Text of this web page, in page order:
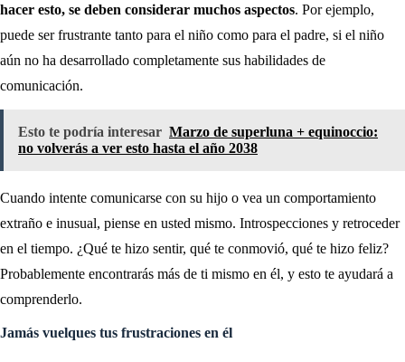
hacer esto, se deben considerar muchos aspectos. Por ejemplo,
puede ser frustrante tanto para el niño como para el padre, si el niño
aún no ha desarrollado completamente sus habilidades de
comunicación.
Esto te podría interesar Marzo de superluna + equinoccio:
no volverás a ver esto hasta el año 2038
Cuando intente comunicarse con su hijo o vea un comportamiento
extraño e inusual, piense en usted mismo. Introspecciones y retroceder
en el tiempo. ¿Qué te hizo sentir, qué te conmovió, qué te hizo feliz?
Probablemente encontrarás más de ti mismo en él, y esto te ayudará a
comprenderlo.
Jamás vuelques tus frustraciones en él